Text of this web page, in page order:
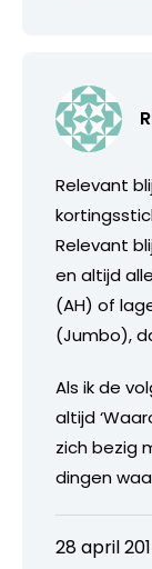
Relevant
Relevant
en altijd
(AH) of
(Jumbo),
Als ik de
altijd
zich bezig
dingen
28 april